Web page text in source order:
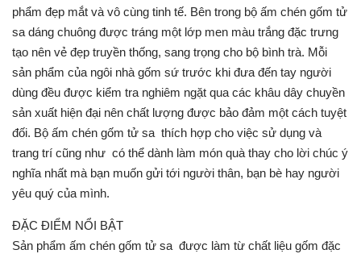
phẩm đẹp mắt và vô cùng tinh tế. Bên trong bộ ấm chén gốm tử
sa dáng chuông được tráng một lớp men màu trắng đặc trưng
tạo nên vẻ đẹp truyền thống, sang trọng cho bộ bình trà. Mỗi
sản phẩm của ngôi nhà gốm sứ trước khi đưa đến tay người
dùng đều được kiểm tra nghiêm ngặt qua các khâu dây chuyền
sản xuất hiện đại nên chất lượng được bảo đảm một cách tuyệt
đối. Bộ ấm chén gốm tử sa thích hợp cho việc sử dụng và
trang trí cũng như có thể dành làm món quà thay cho lời chúc ý
nghĩa nhất mà bạn muốn gửi tới người thân, bạn bè hay người
yêu quý của mình.
ĐẶC ĐIỂM NỔI BẬT
Sản phẩm ấm chén gốm tử sa được làm từ chất liệu gốm đặc